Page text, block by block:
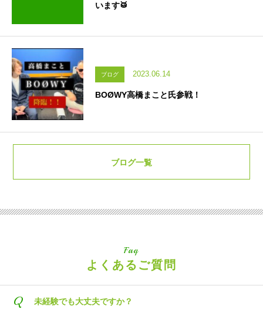
います🥁
ブログ 2023.06.14
BOØWY高橋まこと氏参戦！
ブログ一覧
Faq
よくあるご質問
Q 未経験でも大丈夫ですか？